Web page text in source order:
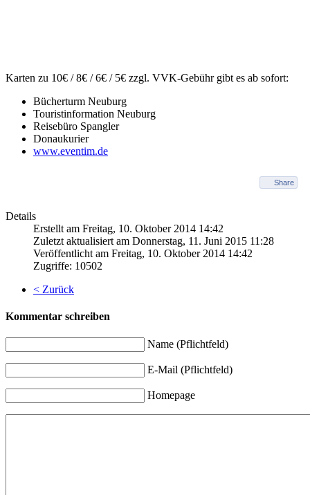
Karten zu 10€ / 8€ / 6€ / 5€ zzgl. VVK-Gebühr gibt es ab sofort:
Bücherturm Neuburg
Touristinformation Neuburg
Reisebüro Spangler
Donaukurier
www.eventim.de
Share
Details
Erstellt am Freitag, 10. Oktober 2014 14:42
Zuletzt aktualisiert am Donnerstag, 11. Juni 2015 11:28
Veröffentlicht am Freitag, 10. Oktober 2014 14:42
Zugriffe: 10502
< Zurück
Kommentar schreiben
Name (Pflichtfeld)
E-Mail (Pflichtfeld)
Homepage